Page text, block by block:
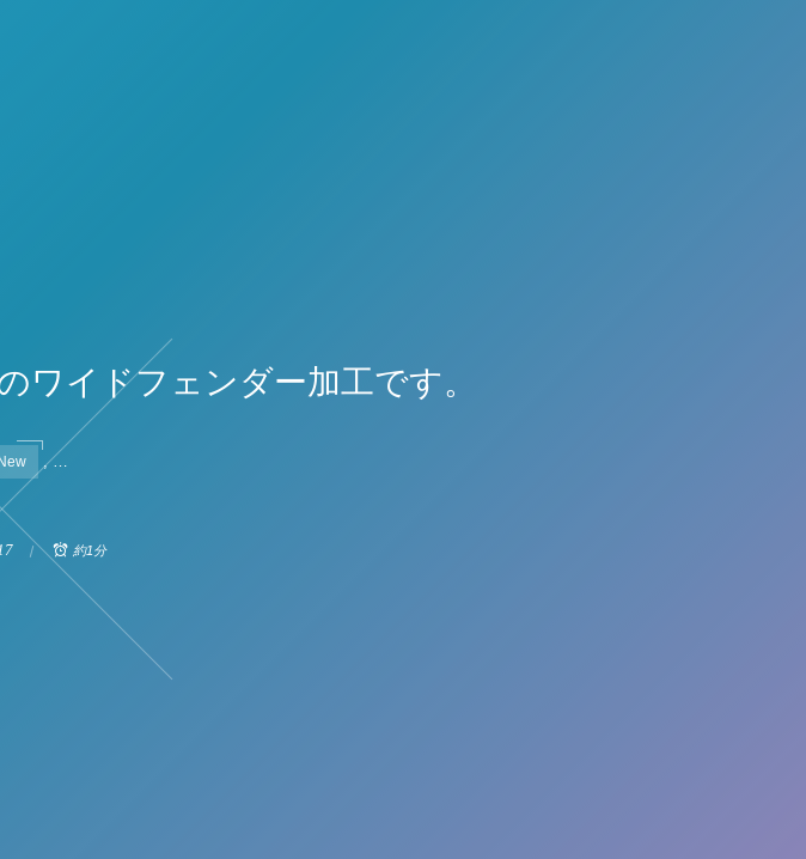
ワイドフェンダー加工です。
, …
約1分